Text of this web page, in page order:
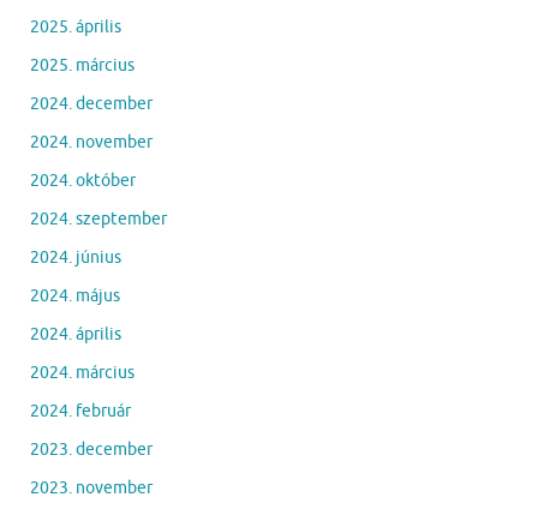
2025. április
2025. március
2024. december
2024. november
2024. október
2024. szeptember
2024. június
2024. május
2024. április
2024. március
2024. február
2023. december
2023. november